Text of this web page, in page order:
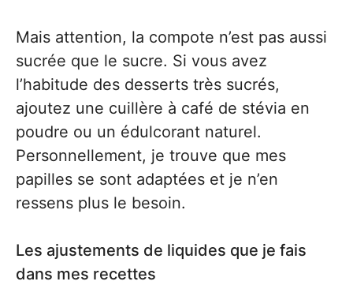
Mais attention, la compote n’est pas aussi
sucrée que le sucre. Si vous avez
l’habitude des desserts très sucrés,
ajoutez une cuillère à café de stévia en
poudre ou un édulcorant naturel.
Personnellement, je trouve que mes
papilles se sont adaptées et je n’en
ressens plus le besoin.
Les ajustements de liquides que je fais
dans mes recettes